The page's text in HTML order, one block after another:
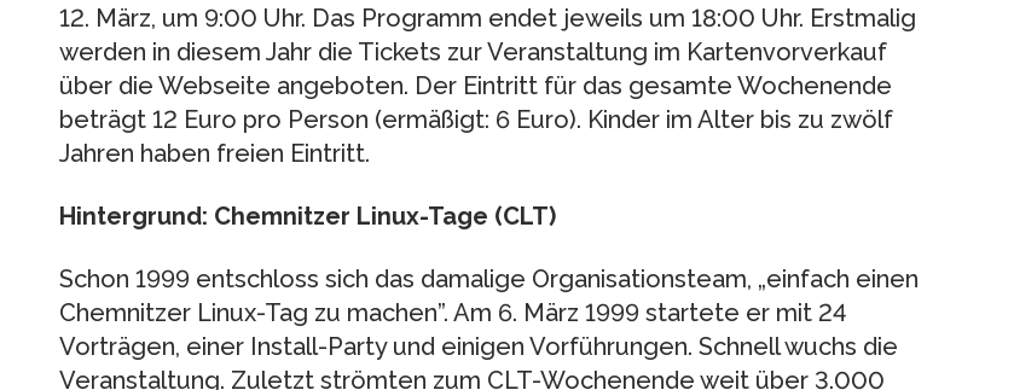
12. März, um 9:00 Uhr. Das Programm endet jeweils um 18:00 Uhr. Erstmalig
werden in diesem Jahr die Tickets zur Veranstaltung im Kartenvorverkauf
über die Webseite angeboten. Der Eintritt für das gesamte Wochenende
beträgt 12 Euro pro Person (ermäßigt: 6 Euro). Kinder im Alter bis zu zwölf
Jahren haben freien Eintritt.
Hintergrund: Chemnitzer Linux-Tage (CLT)
Schon 1999 entschloss sich das damalige Organisationsteam, „einfach einen
Chemnitzer Linux-Tag zu machen”. Am 6. März 1999 startete er mit 24
Vorträgen, einer Install-Party und einigen Vorführungen. Schnell wuchs die
Veranstaltung. Zuletzt strömten zum CLT-Wochenende weit über 3.000